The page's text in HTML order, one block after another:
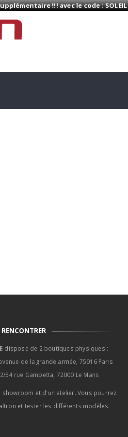
!!! avec le code : SOLEIL
dispose de 2 boutiques physiques :
de la grande armée, 75016 Paris
54 rue Gambetta, 72000 Le Mans
et d'un atelier. Vous pourrez
et tester les différents modèles.